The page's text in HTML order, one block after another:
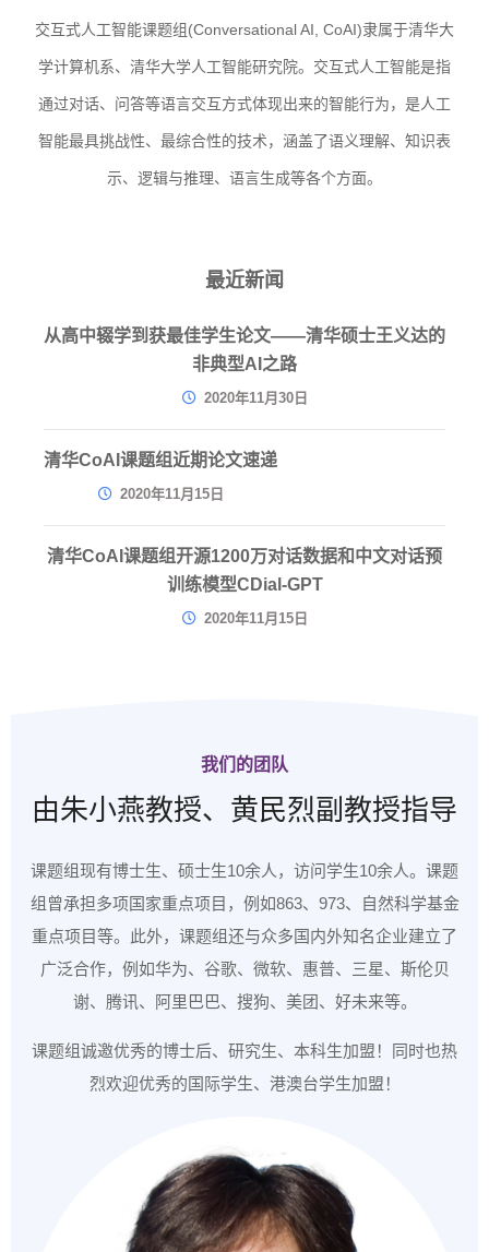
交互式人工智能课题组(Conversational AI, CoAI)隶属于清华大
学计算机系、清华大学人工智能研究院。交互式人工智能是指
通过对话、问答等语言交互方式体现出来的智能行为，是人工
智能最具挑战性、最综合性的技术，涵盖了语义理解、知识表
示、逻辑与推理、语言生成等各个方面。
最近新闻
从高中辍学到获最佳学生论文——清华硕士王义达的
非典型AI之路
2020年11月30日
清华CoAI课题组近期论文速递
2020年11月15日
清华CoAI课题组开源1200万对话数据和中文对话预
训练模型CDial-GPT
2020年11月15日
我们的团队
由朱小燕教授、黄民烈副教授指导
课题组现有博士生、硕士生10余人，访问学生10余人。课题
组曾承担多项国家重点项目，例如863、973、自然科学基金
重点项目等。此外，课题组还与众多国内外知名企业建立了
广泛合作，例如华为、谷歌、微软、惠普、三星、斯伦贝
谢、腾讯、阿里巴巴、搜狗、美团、好未来等。
课题组诚邀优秀的博士后、研究生、本科生加盟！同时也热
烈欢迎优秀的国际学生、港澳台学生加盟！